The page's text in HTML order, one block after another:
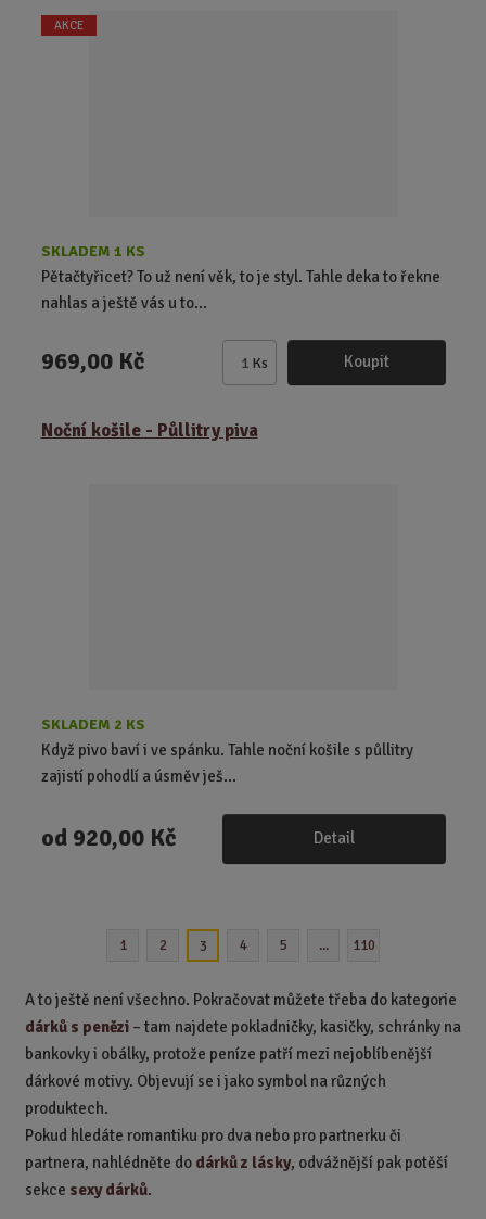
AKCE
SKLADEM 1 KS
Pětačtyřicet? To už není věk, to je styl. Tahle deka to řekne
nahlas a ještě vás u to...
969,00 Kč
Z
Ks Koupit
Noční košile - Půllitry piva
SKLADEM 2 KS
Když pivo baví i ve spánku. Tahle noční košile s půllitry
zajistí pohodlí a úsměv ješ...
od 920,00 Kč Detail
1 2 3 4 5 ... 110
A to ještě není všechno. Pokračovat můžete třeba do kategorie
dárků s penězi– tam najdete pokladničky, kasičky, schránky na
bankovky i obálky, protože peníze patří mezi nejoblíbenější
dárkové motivy. Objevují se i jako symbol na různých
produktech.
Pokud hledáte romantiku pro dva nebo pro partnerku či
partnera, nahlédněte do dárků z lásky, odvážnější pak potěší
sekce sexy dárků.